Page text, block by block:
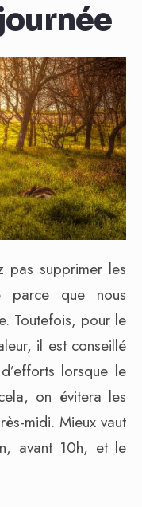
pas supprimer les
parce que nous
Toutefois, pour le
il est conseillé
lorsque le
on évitera les
midi. Mieux vaut
avant 10h, et le